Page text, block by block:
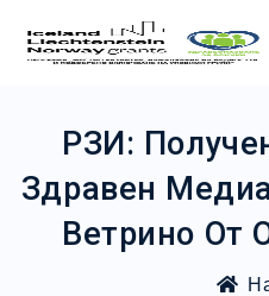
РЗИ:
Здравен
Ветрино От